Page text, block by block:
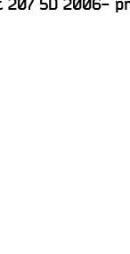
207 5D 2006-